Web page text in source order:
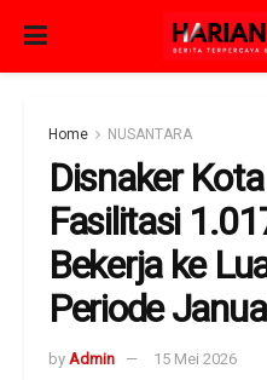
Home NUSANTARA
Disnaker
Fasilitasi
Bekerja ke
Periode
by Admin 15 Mei 2026